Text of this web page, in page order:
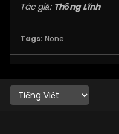
Tác giả: Thống Lĩnh
Tags: None